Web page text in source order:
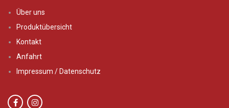
Über uns
Produktübersicht
Kontakt
Anfahrt
Impressum / Datenschutz